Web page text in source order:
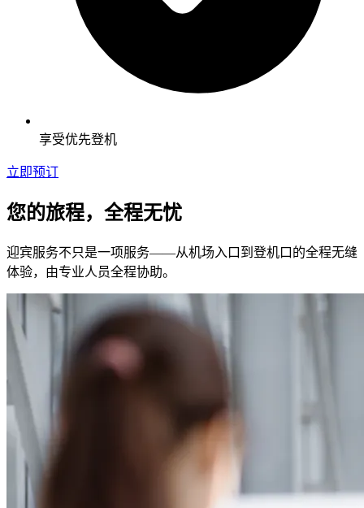
享受优先登机
立即预订
您的旅程，全程无忧
迎宾服务不只是一项服务——从机场入口到登机口的全程无缝
体验，由专业人员全程协助。